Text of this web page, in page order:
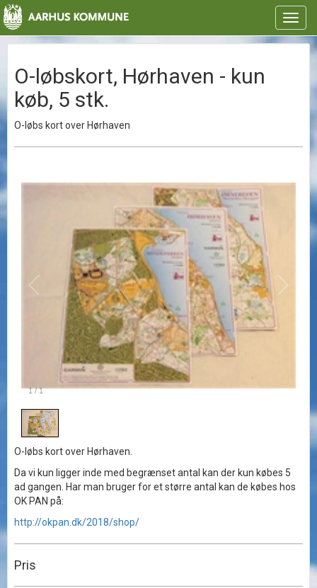
O-løbskort, Hørhaven - kun
køb, 5 stk.
O-løbs kort over Hørhaven
1/1
O-løbs kort over Hørhaven.
Da vi kun ligger inde med begrænset antal kan der kun købes 5
ad gangen. Har man bruger for et større antal kan de købes hos
OK PAN på:
http://okpan.dk/2018/shop/
Pris